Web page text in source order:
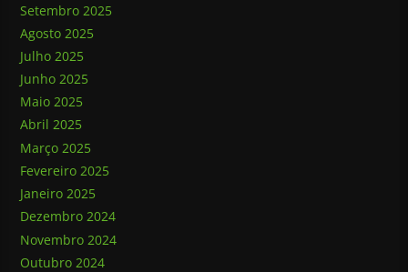
Setembro 2025
Agosto 2025
Julho 2025
Junho 2025
Maio 2025
Abril 2025
Março 2025
Fevereiro 2025
Janeiro 2025
Dezembro 2024
Novembro 2024
Outubro 2024